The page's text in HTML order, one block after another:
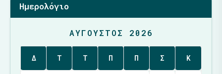
Ημερολόγιο
ΑΎΓΟΥΣΤΟΣ 2026
Δ Τ Τ Π Π Σ Κ